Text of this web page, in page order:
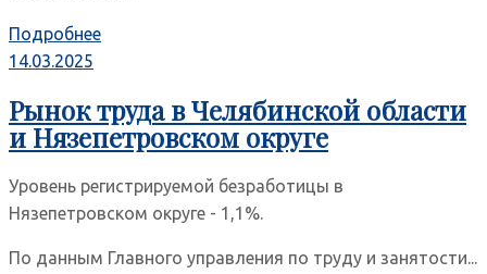
Подробнее
14.03.2025
Рынок труда в Челябинской области
и Нязепетровском округе
Уровень регистрируемой безработицы в
Нязепетровском округе - 1,1%.
По данным Главного управления по труду и занятости...